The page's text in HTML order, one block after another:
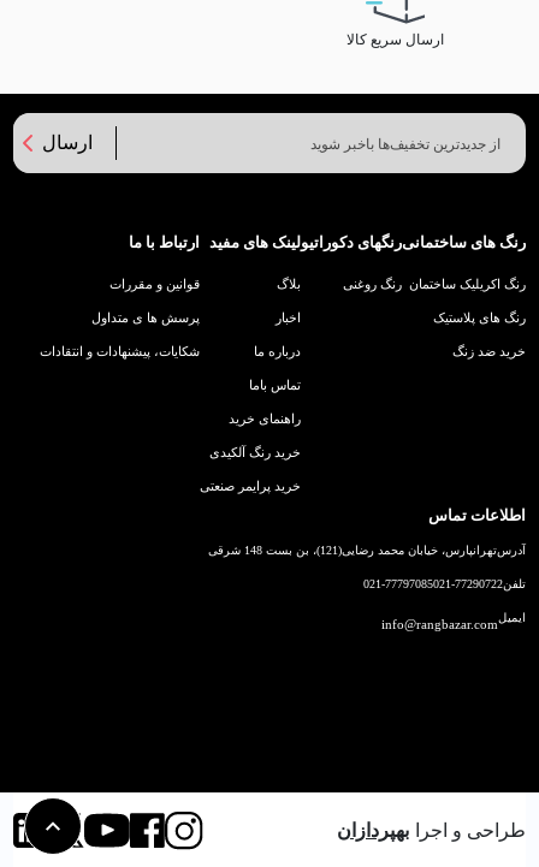
ارسال سریع کالا
ارسال
رنگ های ساختمانی
رنگ اکریلیک ساختمان
رنگ های پلاستیک
خرید ضد زنگ
رنگهای دکوراتیو
رنگ روغنی
لینک های مفید
بلاگ
اخبار
درباره ما
تماس باما
راهنمای خرید
خرید رنگ آلکیدی
خرید پرایمر صنعتی
ارتباط با ما
قوانین و مقررات
پرسش ها ی متداول
شکایات، پیشنهادات و انتقادات
اطلاعات تماس
آدرستهرانپارس، خیابان محمد رضایی(121)، بن بست 148 شرقی
تلفن021-77290722
021-77797085
ایمیلinfo@rangbazar.com
طراحی و اجرا بهپردازان